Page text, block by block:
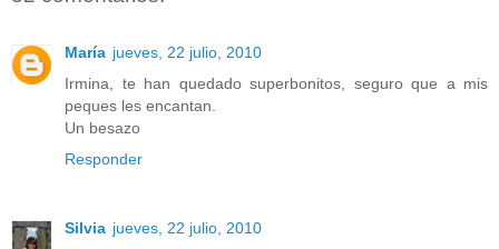
María jueves, 22 julio, 2010
Irmina, te han quedado superbonitos, seguro que a mis
peques les encantan.
Un besazo
Responder
Silvia jueves, 22 julio, 2010